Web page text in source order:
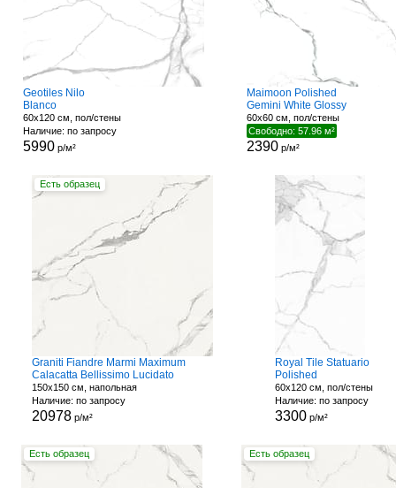
Geotiles Nilo
Blanco
60x120 см, пол/стены
Наличие: по запросу
5990р/м²
Maimoon Polished
Gemini White Glossy
60x60 см, пол/стены
Свободно: 57.96 м²
2390 р/м²
Есть образец
Graniti Fiandre Marmi Maximum
Calacatta Bellissimo Lucidato
150x150 см, напольная
Наличие: по запросу
20978 р/м²
Royal Tile Statuario
Polished
60x120 см, пол/стены
Наличие: по запросу
3300 р/м²
Есть образец Есть образец